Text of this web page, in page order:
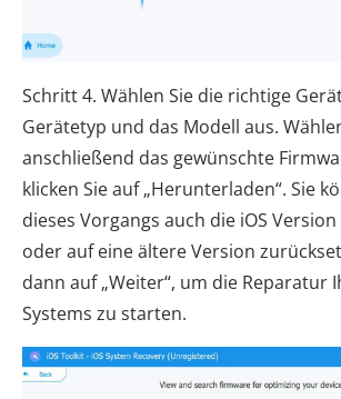
Schritt 4. Wählen Sie die richtige
Gerätetyp und das Modell aus.
anschließend das gewünschte
klicken Sie auf „Herunterladen“. Sie
dieses Vorgangs auch die iOS
oder auf eine ältere Version
dann auf „Weiter“, um die Reparatur
Systems zu starten.